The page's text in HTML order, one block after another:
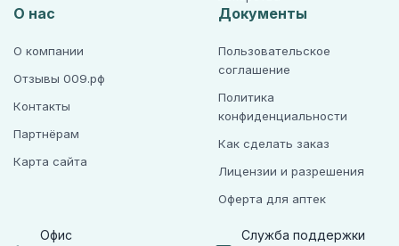
Офис Служба поддержки
О нас
О компании
Отзывы 009.рф
Контакты
Партнёрам
Карта сайта
Документы
Пользовательское
соглашение
Политика
конфиденциальности
Как сделать заказ
Лицензии и разрешения
Оферта для аптек